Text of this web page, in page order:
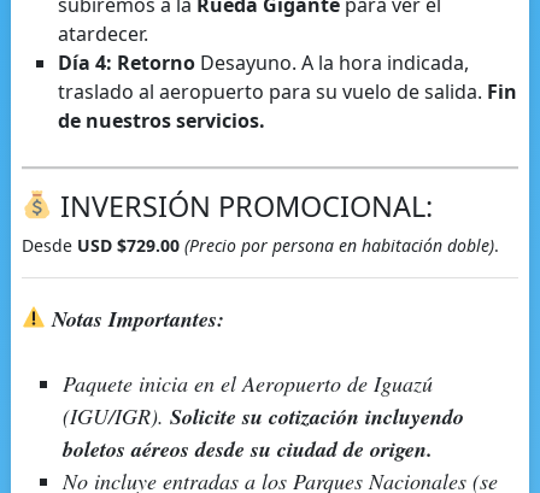
subiremos a la Rueda Gigantepara ver el
atardecer.
Día 4: RetornoDesayuno. A la hora indicada,
traslado al aeropuerto para su vuelo de salida. Fin
de nuestros servicios.
INVERSIÓN PROMOCIONAL:
Desde USD $729.00 (Precio por persona en habitación doble).
Notas Importantes:
Paquete inicia en el Aeropuerto de Iguazú
(IGU/IGR). Solicite su cotización incluyendo
boletos aéreos desde su ciudad de origen.
No incluye entradas a los Parques Nacionales (se